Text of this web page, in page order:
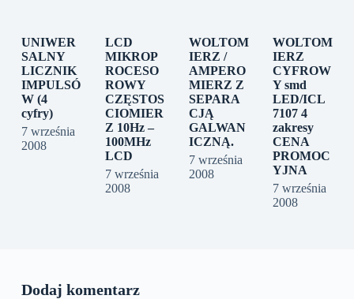
UNIWER
SALNY
LICZNIK
IMPULSÓ
W (4
cyfry)
7 września
2008
LCD
MIKROP
ROCESO
ROWY
CZĘSTOS
CIOMIER
Z 10Hz –
100MHz
LCD
7 września
2008
WOLTOM
IERZ /
AMPERO
MIERZ Z
SEPARA
CJĄ
GALWAN
ICZNĄ.
7 września
2008
WOLTOM
IERZ
CYFROW
Y smd
LED/ICL
7107 4
zakresy
CENA
PROMOC
YJNA
7 września
2008
Dodaj komentarz